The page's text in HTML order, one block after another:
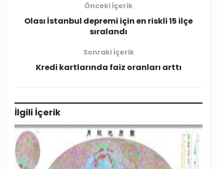
Önceki İçerik
Olası İstanbul depremi için en riskli 15 ilçe
sıralandı
Sonraki İçerik
Kredi kartlarında faiz oranları arttı
İlgili İçerik